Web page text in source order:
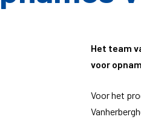
Het team
voor
Voor het